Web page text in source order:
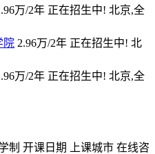
万/2年 正在招生中! 北京,全
院 2.96万/2年 正在招生中! 北
万/2年 正在招生中! 北京,全
制 开课日期 上课城市 在线咨